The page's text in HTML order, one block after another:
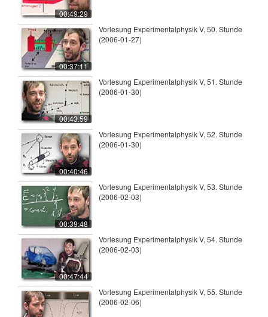
00:49:29
00:37:11
Vorlesung Experimentalphysik V, 50. Stunde
(2006-01-27)
00:43:59
Vorlesung Experimentalphysik V, 51. Stunde
(2006-01-30)
00:40:46
Vorlesung Experimentalphysik V, 52. Stunde
(2006-01-30)
00:39:48
Vorlesung Experimentalphysik V, 53. Stunde
(2006-02-03)
00:47:44
Vorlesung Experimentalphysik V, 54. Stunde
(2006-02-03)
Vorlesung Experimentalphysik V, 55. Stunde
(2006-02-06)